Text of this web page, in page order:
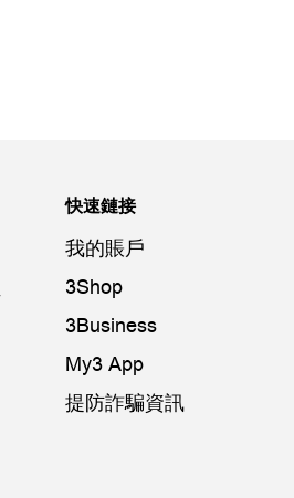
快速鏈接
我的賬戶
3Shop
3Business
My3 App
提防詐騙資訊